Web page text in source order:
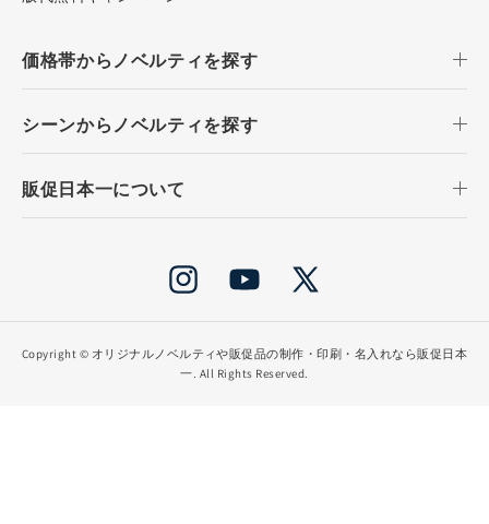
価格帯からノベルティを探す
シーンからノベルティを探す
販促日本一について
InstagramYouTube
X
(Twitter)
Copyright © オリジナルノベルティや販促品の制作・印刷・名入れなら販促日本
一. All Rights Reserved.